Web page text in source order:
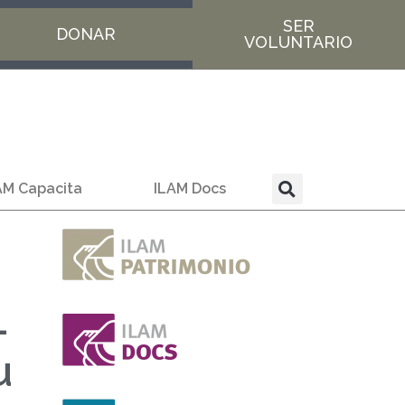
DONAR
SER
VOLUNTARIO
Capacita ILAM Docs